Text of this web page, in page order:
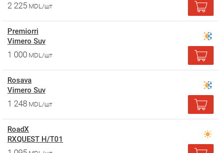
2 225 MDL/шт
Premiorri
Vimero Suv
1 000 MDL/шт
Rosava
Vimero Suv
1 248 MDL/шт
RoadX
RXQUEST H/T01